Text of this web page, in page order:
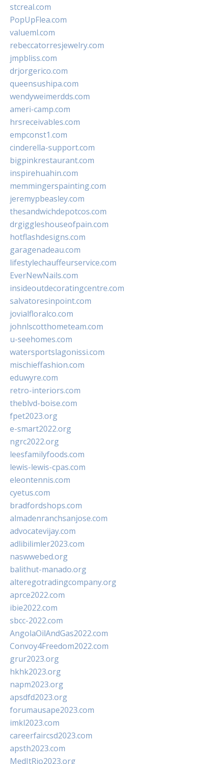
stcreal.com
PopUpFlea.com
valueml.com
rebeccatorresjewelry.com
jmpbliss.com
drjorgerico.com
queensushipa.com
wendyweimerdds.com
ameri-camp.com
hrsreceivables.com
empconst1.com
cinderella-support.com
bigpinkrestaurant.com
inspirehuahin.com
memmingerspainting.com
jeremypbeasley.com
thesandwichdepotcos.com
drgiggleshouseofpain.com
hotflashdesigns.com
garagenadeau.com
lifestylechauffeurservice.com
EverNewNails.com
insideoutdecoratingcentre.com
salvatoresinpoint.com
jovialfloralco.com
johnlscotthometeam.com
u-seehomes.com
watersportslagonissi.com
mischieffashion.com
eduwyre.com
retro-interiors.com
theblvd-boise.com
fpet2023.org
e-smart2022.org
ngrc2022.org
leesfamilyfoods.com
lewis-lewis-cpas.com
eleontennis.com
cyetus.com
bradfordshops.com
almadenranchsanjose.com
advocatevijay.com
adlibilimler2023.com
naswwebed.org
balithut-manado.org
alteregotradingcompany.org
aprce2022.com
ibie2022.com
sbcc-2022.com
AngolaOilAndGas2022.com
Convoy4Freedom2022.com
grur2023.org
hkhk2023.org
napm2023.org
apsdfd2023.org
forumausape2023.com
imkl2023.com
careerfaircsd2023.com
apsth2023.com
MedItRio2023.org